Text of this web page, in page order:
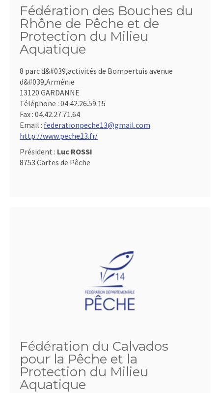
Fédération des Bouches du
Rhône de Pêche et de
Protection du Milieu
Aquatique
8 parc d&#039,activités de Bompertuis avenue
d&#039,Arménie
13120 GARDANNE
Téléphone : 04.42.26.59.15
Fax : 04.42.27.71.64
Email : federationpeche13@gmail.com
http://www.peche13.fr/
Président : Luc ROSSI
8753 Cartes de Pêche
Fédération du Calvados
pour la Pêche et la
Protection du Milieu
Aquatique